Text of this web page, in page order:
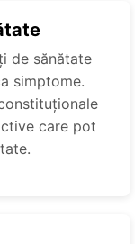
de sănătate
simptome.
care pot